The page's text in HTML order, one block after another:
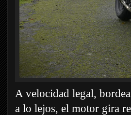
A velocidad legal,
a lo lejos, el motor gira